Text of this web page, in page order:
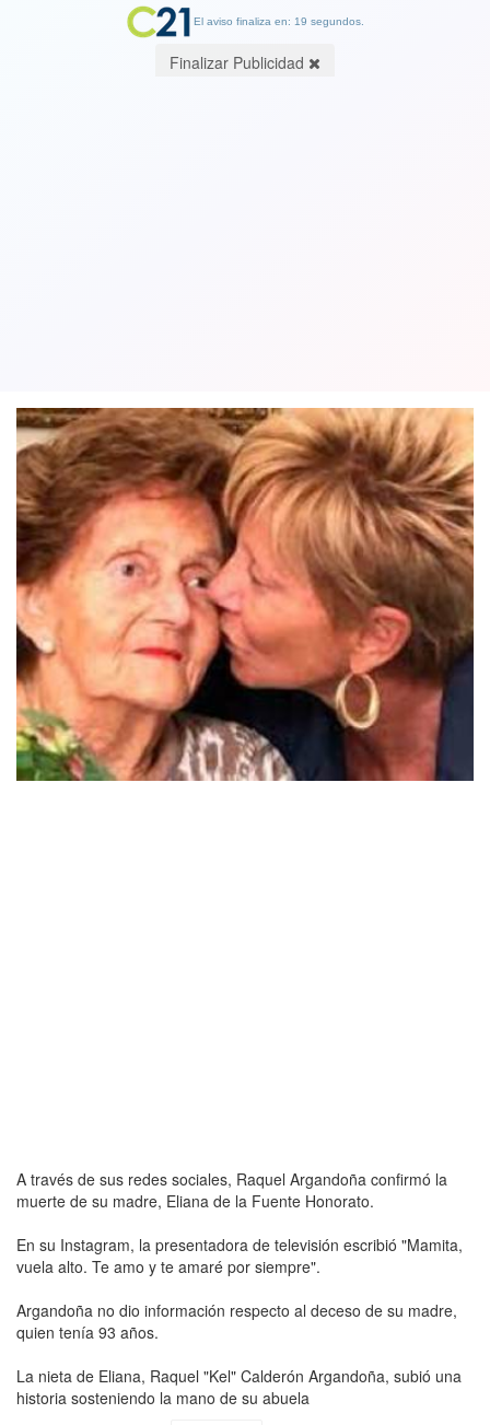
A través de sus redes sociales, Raquel Argandoña confirmó la
muerte de su madre, Eliana de la Fuente Honorato.
En su Instagram, la presentadora de televisión escribió "Mamita,
vuela alto. Te amo y te amaré por siempre".
Argandoña no dio información respecto al deceso de su madre,
quien tenía 93 años.
La nieta de Eliana, Raquel "Kel" Calderón Argandoña, subió una
historia sosteniendo la mano de su abuela
El aviso finaliza en: 19 segundos.
Finalizar Publicidad